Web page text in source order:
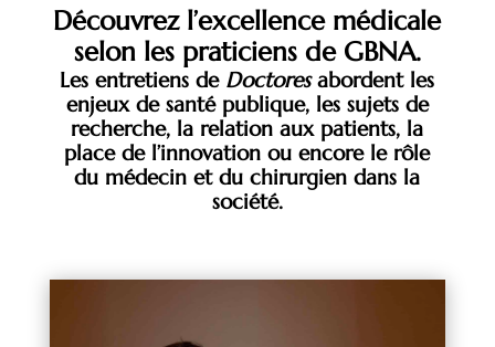
Découvrez l’excellence médicale
selon les praticiens de GBNA.
Les entretiens de Doctoresabordent les
enjeux de santé publique, les sujets de
recherche, la relation aux patients, la
place de l’innovation ou encore le rôle
du médecin et du chirurgien dans la
société.